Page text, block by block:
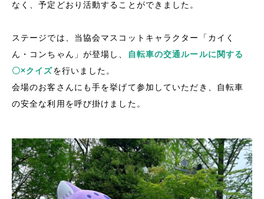
なく、予定どおり活動することができました。
ステージでは、当協会マスコットキャラクター「カイく
ん・コンちゃん」が登場し、
自転車の交通ルールに関する
〇×クイズを行いました。
会場のお客さんにも手を挙げて参加していただき、自転車
の安全な利用を呼び掛けました。